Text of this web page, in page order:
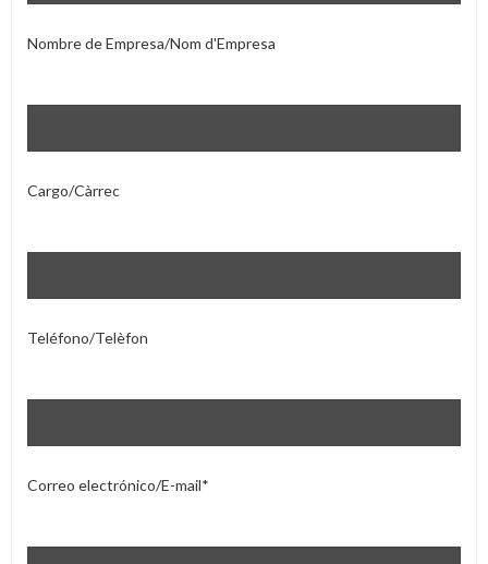
Nombre de Empresa/Nom d'Empresa
Cargo/Càrrec
Teléfono/Telèfon
Correo electrónico/E-mail*